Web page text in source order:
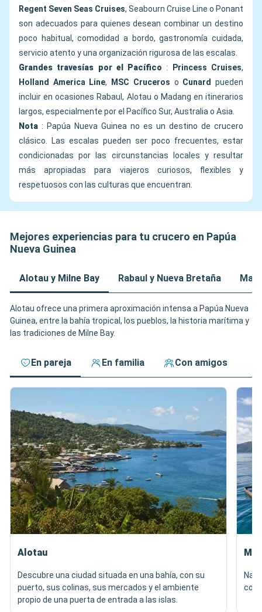
Regent Seven Seas Cruises, Seabourn Cruise Line o Ponant
son adecuados para quienes desean combinar un destino
poco habitual, comodidad a bordo, gastronomía cuidada,
servicio atento y una organización rigurosa de las escalas.
Grandes travesías por el Pacífico : Princess Cruises,
Holland America Line, MSC Cruceros o Cunard pueden
incluir en ocasiones Rabaul, Alotau o Madang en itinerarios
largos, especialmente por el Pacífico Sur, Australia o Asia.
Nota : Papúa Nueva Guinea no es un destino de crucero
clásico. Las escalas pueden ser poco frecuentes, estar
condicionadas por las circunstancias locales y resultar
más apropiadas para viajeros curiosos, flexibles y
respetuosos con las culturas que encuentran.
Mejores experiencias para tu crucero en Papúa
Nueva Guinea
Alotau y Milne Bay Rabaul y Nueva Bretaña
Alotau ofrece una primera aproximación intensa a Papúa Nueva
Guinea, entre la bahía tropical, los pueblos, la historia marítima y
las tradiciones de Milne Bay.
En pareja En familia Con amigos
Alotau
Descubre una ciudad situada en una bahía, con su
puerto, sus colinas, sus mercados y el ambiente
propio de una puerta de entrada a las islas.